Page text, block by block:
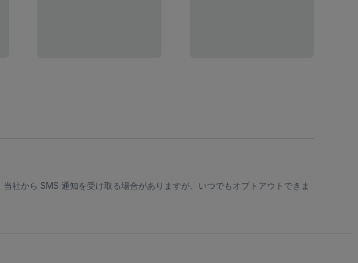
社から SMS 通知を受け取る場合がありますが、いつでもオプトアウトできま